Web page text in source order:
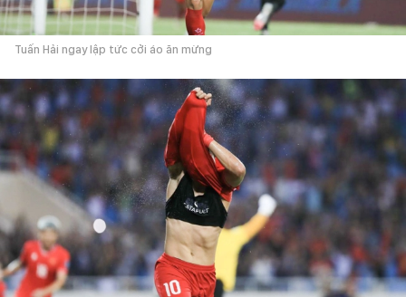
Tuấn Hải ngay lập tức cởi áo ăn mừng